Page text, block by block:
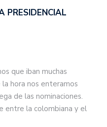
PRESIDENCIAL
que iban muchas
hora nos enteramos
de las nominaciones.
entre la colombiana y el